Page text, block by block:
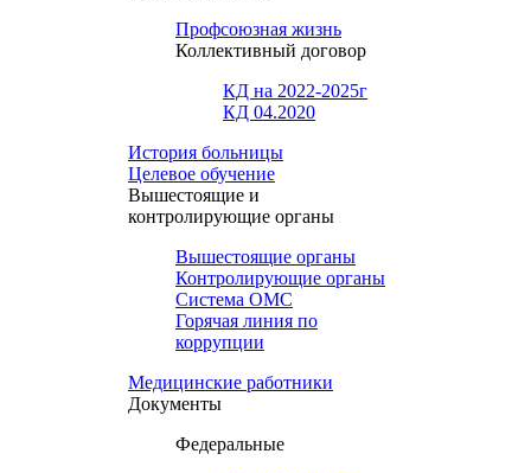
Профсоюзная жизнь
Коллективный договор
КД на 2022-2025г
КД 04.2020
История больницы
Целевое обучение
Вышестоящие и
контролирующие органы
Вышестоящие органы
Контролирующие органы
Система ОМС
Горячая линия по
коррупции
Медицинские работники
Документы
Федеральные